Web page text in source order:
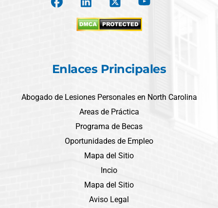
Enlaces Principales
Abogado de Lesiones Personales en North Carolina
Areas de Práctica
Programa de Becas
Oportunidades de Empleo
Mapa del Sitio
Incio
Mapa del Sitio
Aviso Legal